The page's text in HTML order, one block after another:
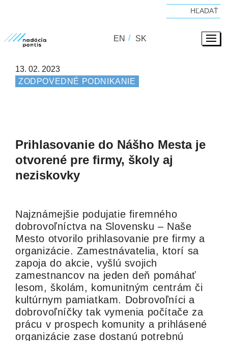
EN SK
13. 02. 2023
ZODPOVEDNÉ PODNIKANIE
Prihlasovanie do Nášho Mesta je
otvorené pre firmy, školy aj
neziskovky
Najznámejšie podujatie firemného
dobrovoľníctva na Slovensku – Naše
Mesto otvorilo prihlasovanie pre firmy a
organizácie. Zamestnávatelia, ktorí sa
zapoja do akcie, vyšlú svojich
zamestnancov na jeden deň pomáhať
lesom, školám, komunitným centrám či
kultúrnym pamiatkam. Dobrovoľníci a
dobrovoľníčky tak vymenia počítače za
prácu v prospech komunity a prihlásené
organizácie zase dostanú potrebnú